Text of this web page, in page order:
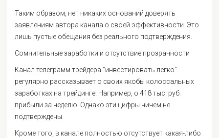
Таким образом, нет никаких оснований доверять
заявлениям автора канала о своей эффективности. Это
лишь пустые обещания без реального подтверждения.
Сомнительные заработки и отсутствие прозрачности
Канал телеграмм трейдера “инвестировать легко”
регулярно рассказывает о своих якобы колоссальных
заработках на трейдинге. Например, о 418 тыс. руб.
прибыли за неделю. Однако эти цифры ничем не
подтверждены.
Кроме того, в канале полностью отсутствует какая-либо